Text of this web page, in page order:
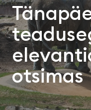
otsimas